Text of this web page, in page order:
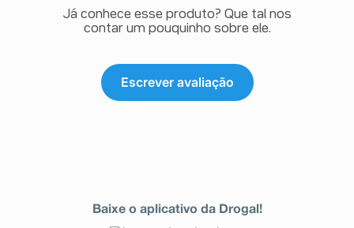
Já conhece esse produto? Que tal nos
contar um pouquinho sobre ele.
Escrever avaliação
Baixe o aplicativo da Drogal!